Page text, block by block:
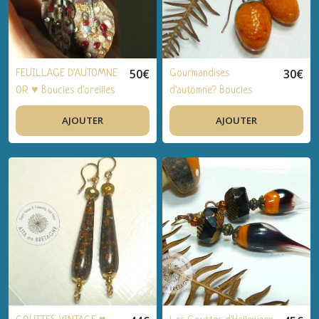
FEUILLAGE D'AUTOMNE
OR ♥ Boucles d'oreilles
bohèmes, artisanal,
laiton doré, cuivre
émaillé, verre filé, cristal
de Bohême - idée
cadeau FEMMES
50€
AJOUTER
Gourmandises
d'automne? Boucles
d'oreilles bohèmes,
artisanal, cuivre,
céramique - idée cadeau
Fêtes, anniversaire
30€
AJOUTER